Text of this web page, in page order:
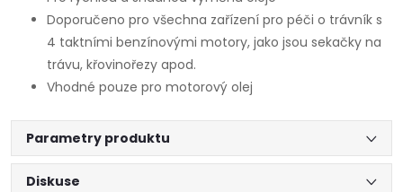
Doporučeno pro všechna zařízení pro péči o trávník s
4 taktními benzínovými motory, jako jsou sekačky na
trávu, křovinořezy apod.
Vhodné pouze pro motorový olej
Parametry produktu
Diskuse